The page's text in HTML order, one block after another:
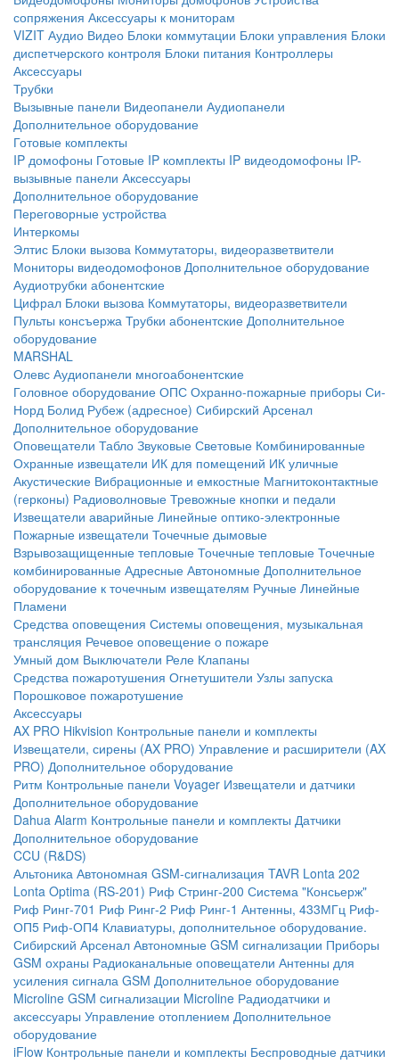
сопряжения Аксессуары к мониторам
VIZIT Аудио Видео Блоки коммутации Блоки управления Блоки
диспетчерского контроля Блоки питания Контроллеры
Аксессуары
Трубки
Вызывные панели Видеопанели Аудиопанели
Дополнительное оборудование
Готовые комплекты
IP домофоны Готовые IP комплекты IP видеодомофоны IP-
вызывные панели Аксессуары
Дополнительное оборудование
Переговорные устройства
Интеркомы
Элтис Блоки вызова Коммутаторы, видеоразветвители
Мониторы видеодомофонов Дополнительное оборудование
Аудиотрубки абонентские
Цифрал Блоки вызова Коммутаторы, видеоразветвители
Пульты консъержа Трубки абонентские Дополнительное
оборудование
MARSHAL
Олевс Аудиопанели многоабонентские
Головное оборудование ОПС Охранно-пожарные приборы Си-
Норд Болид Рубеж (адресное) Сибирский Арсенал
Дополнительное оборудование
Оповещатели Табло Звуковые Световые Комбинированные
Охранные извещатели ИК для помещений ИК уличные
Акустические Вибрационные и емкостные Магнитоконтактные
(герконы) Радиоволновые Тревожные кнопки и педали
Извещатели аварийные Линейные оптико-электронные
Пожарные извещатели Точечные дымовые
Взрывозащищенные тепловые Точечные тепловые Точечные
комбинированные Адресные Автономные Дополнительное
оборудование к точечным извещателям Ручные Линейные
Пламени
Средства оповещения Системы оповещения, музыкальная
трансляция Речевое оповещение о пожаре
Умный дом Выключатели Реле Клапаны
Средства пожаротушения Огнетушители Узлы запуска
Порошковое пожаротушение
Аксессуары
AX PRO Hikvision Контрольные панели и комплекты
Извещатели, сирены (AX PRO) Управление и расширители (AX
PRO) Дополнительное оборудование
Ритм Контрольные панели Voyager Извещатели и датчики
Дополнительное оборудование
Dahua Alarm Контрольные панели и комплекты Датчики
Дополнительное оборудование
CCU (R&DS)
Альтоника Автономная GSM-сигнализация TAVR Lonta 202
Lonta Optima (RS-201) Риф Стринг-200 Система "Консьерж"
Риф Ринг-701 Риф Ринг-2 Риф Ринг-1 Антенны, 433МГц Риф-
ОП5 Риф-ОП4 Клавиатуры, дополнительное оборудование.
Сибирский Арсенал Автономные GSM сигнализации Приборы
GSM охраны Радиоканальные оповещатели Антенны для
усиления сигнала GSM Дополнительное оборудование
Microline GSM cигнализации Microline Радиодатчики и
аксессуары Управление отоплением Дополнительное
оборудование
iFlow Контрольные панели и комплекты Беспроводные датчики